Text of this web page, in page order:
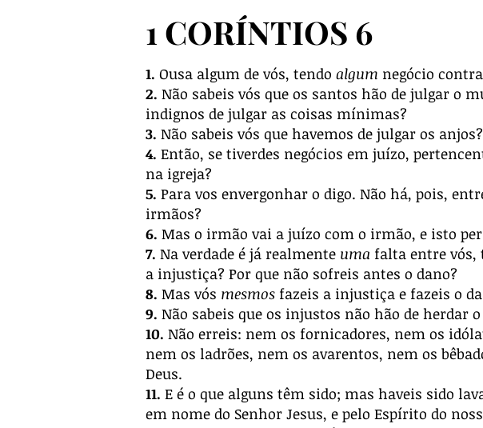
1 CORÍNTIOS 6
1. Ousa algum de vós, tendo algum negócio
2. Não sabeis vós que os santos hão de julgar o
indignos de julgar as coisas mínimas?
3. Não sabeis vós que havemos de julgar os
4. Então, se tiverdes negócios em juízo,
na igreja?
5. Para vos envergonhar o digo. Não há, pois,
irmãos?
6. Mas o irmão vai a juízo com o irmão, e isto
7. Na verdade é já realmente uma falta entre vós,
a injustiça? Por que não sofreis antes o dano?
8. Mas vós mesmos fazeis a injustiça e fazeis o
9. Não sabeis que os injustos não hão de herdar
10. Não erreis: nem os fornicadores, nem os
nem os ladrões, nem os avarentos, nem os
Deus.
11. E é o que alguns têm sido; mas haveis sido
em nome do Senhor Jesus, e pelo Espírito do